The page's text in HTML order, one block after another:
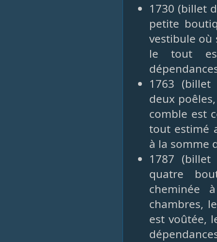
1730 (billet
petite
vestibule où
le tout
1763 (billet
deux
comble est
tout estimé
à la somme
1787 (billet
quatre
cheminée
chambres,
est voûtée,